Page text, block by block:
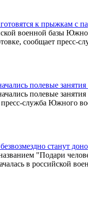
к прыжкам с
военной базы
сообщает пресс-
полевые занятия
полевые
служба Южного
станут
"Подари
в российской